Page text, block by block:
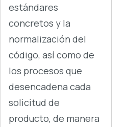
estándares
concretos y la
normalización del
código, así como de
los procesos que
desencadena cada
solicitud de
producto, de manera